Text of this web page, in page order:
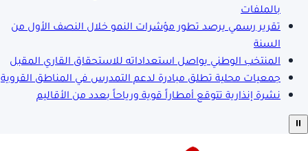
بالملفات
تقرير رسمي يرصد تطور مؤشرات النمو خلال النصف الأول من
السنة
المنتخب الوطني يواصل استعداداته للاستحقاق القاري المقبل
جمعيات محلية تطلق مبادرة لدعم التمدرس في المناطق القروية
نشرة إنذارية تتوقع أمطاراً قوية ورياحاً بعدد من الأقاليم
⏸